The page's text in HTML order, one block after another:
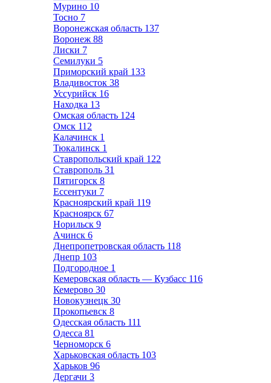
Мурино 10
Тосно 7
Воронежская область 137
Воронеж 88
Лиски 7
Семилуки 5
Приморский край 133
Владивосток 38
Уссурийск 16
Находка 13
Омская область 124
Омск 112
Калачинск 1
Тюкалинск 1
Ставропольский край 122
Ставрополь 31
Пятигорск 8
Ессентуки 7
Красноярский край 119
Красноярск 67
Норильск 9
Ачинск 6
Днепропетровская область 118
Днепр 103
Подгородное 1
Кемеровская область — Кузбасс 116
Кемерово 30
Новокузнецк 30
Прокопьевск 8
Одесская область 111
Одесса 81
Черноморск 6
Харьковская область 103
Харьков 96
Дергачи 3